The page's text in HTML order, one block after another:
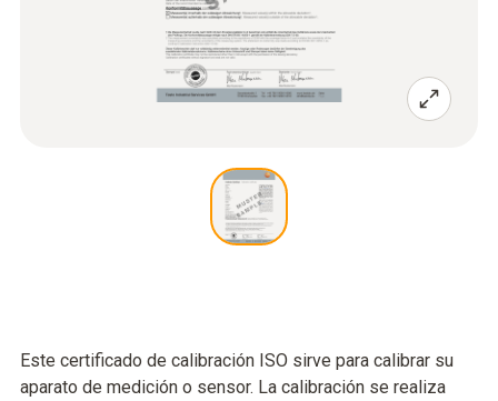
Este certificado de calibración ISO sirve para calibrar su
aparato de medición o sensor. La calibración se realiza